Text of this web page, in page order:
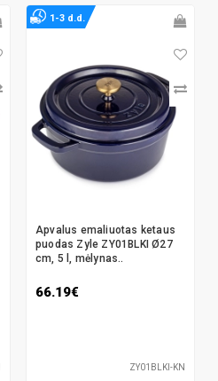
Apvalus emaliuotas ketaus
puodas Zyle ZY01BLKI Ø27
cm, 5 l, mėlynas..
66.19€
ZY01BLKI-KN
1-3 d.d.